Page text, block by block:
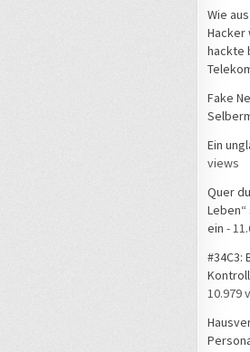
Wie
Hacker
hackte
Fake
Ein
views
Quer
ein -
10.979